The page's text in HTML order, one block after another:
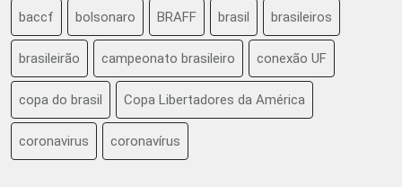
baccf bolsonaro BRAFF brasil brasileiros
brasileirão campeonato brasileiro conexão UF
copa do brasil Copa Libertadores da América
coronavirus coronavírus